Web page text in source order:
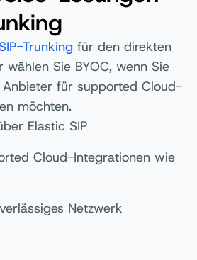
Trunking für den direkten
wählen Sie BYOC, wenn Sie
Anbieter für supported Cloud-
möchten.
Elastic SIP
Cloud-Integrationen wie
Netzwerk